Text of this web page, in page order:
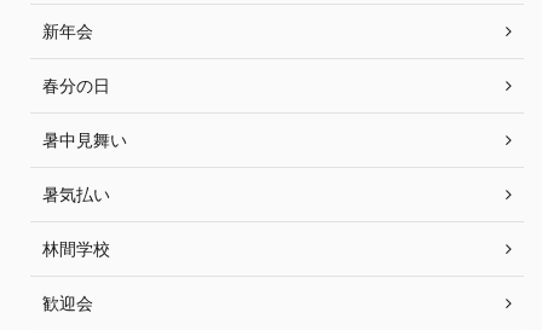
新年会
春分の日
暑中見舞い
暑気払い
林間学校
歓迎会